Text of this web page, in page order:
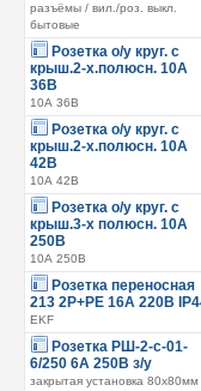
разъёмы / вил./роз. выкл.
бытовые
Розетка о/у круг. с
крыш.2-х.полюсн. 10А
36В
10А 36В
Розетка о/у круг. с
крыш.2-х.полюсн. 10А
42В
10А 42В
Розетка о/у круг. с
крыш.3-х полюсн. 10А
250В
10А 250В
Розетка переносная
213 2Р+РЕ 16А 220В
EKF
Розетка РШ-2-с-01-
6/250 6А 250В з/у
закрытая установка 80х80мм